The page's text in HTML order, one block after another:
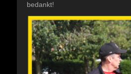
bedankt!